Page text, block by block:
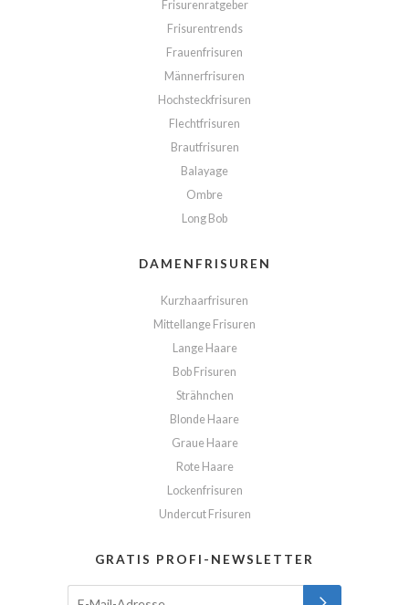
Frisurenratgeber
Frisurentrends
Frauenfrisuren
Männerfrisuren
Hochsteckfrisuren
Flechtfrisuren
Brautfrisuren
Balayage
Ombre
Long Bob
DAMENFRISUREN
Kurzhaarfrisuren
Mittellange Frisuren
Lange Haare
Bob Frisuren
Strähnchen
Blonde Haare
Graue Haare
Rote Haare
Lockenfrisuren
Undercut Frisuren
GRATIS PROFI-NEWSLETTER